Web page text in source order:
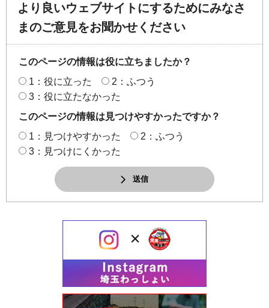
より良いウェブサイトにするためにみなさ
まのご意見をお聞かせください
このページの情報は役に立ちましたか？
1：役に立った
2：ふつう
3：役に立たなかった
このページの情報は見つけやすかったですか？
1：見つけやすかった
2：ふつう
3：見つけにくかった
送信